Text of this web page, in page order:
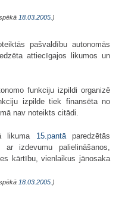
18.03.2005.)
pašvaldību autonomās
attiecīgajos likumos un
funkciju izpildi organizē
izpilde tiek finansēta no
nav noteikts citādi.
likuma 15.pantāparedzētās
izdevumu palielināšanos,
kārtību, vienlaikus jānosaka
18.03.2005.)